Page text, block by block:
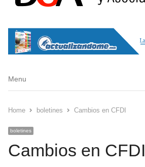
Menu
Menu
Home boletines Cambios en CFDI
boletines
Cambios en CFDI